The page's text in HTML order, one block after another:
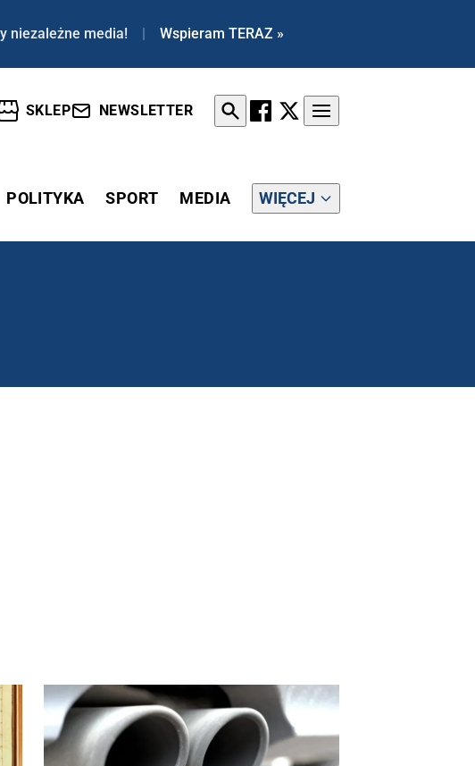
niezależne media! | Wspieram TERAZ »
SKLEP NEWSLETTER
POLITYKA SPORT MEDIA WIĘCEJ